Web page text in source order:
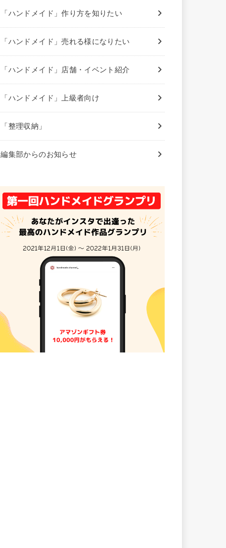
「ハンドメイド」作り方を知りたい
「ハンドメイド」売れる様になりたい
「ハンドメイド」店舗・イベント紹介
「ハンドメイド」上級者向け
「整理収納」
編集部からのお知らせ